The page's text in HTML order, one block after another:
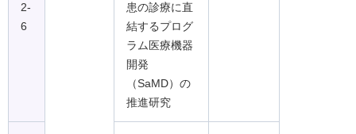
2-
6
患の診療に直
結するプログ
ラム医療機器
開発
（SaMD）の
推進研究